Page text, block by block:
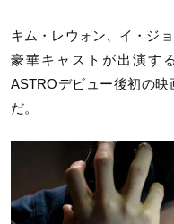
キム・レウォン、イ・ジ
豪華キャストが出演す
ASTROデビュー後初の
だ。